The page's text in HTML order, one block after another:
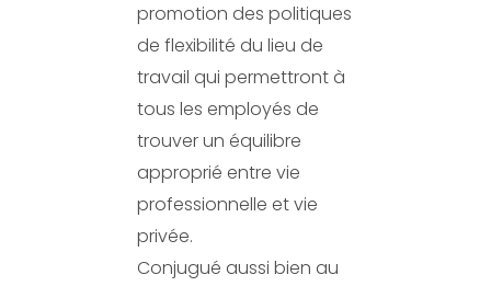
promotion des politiques
de flexibilité du lieu de
travail qui permettront à
tous les employés de
trouver un équilibre
approprié entre vie
professionnelle et vie
privée.
Conjugué aussi bien au